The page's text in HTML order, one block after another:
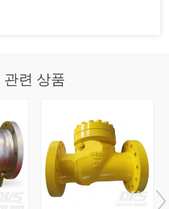
관련 상품